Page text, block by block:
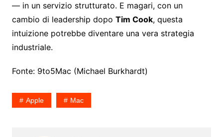
— in un servizio strutturato. E magari, con un
cambio di leadership dopo Tim Cook, questa
intuizione potrebbe diventare una vera strategia
industriale.
Fonte: 9to5Mac (Michael Burkhardt)
Apple Mac